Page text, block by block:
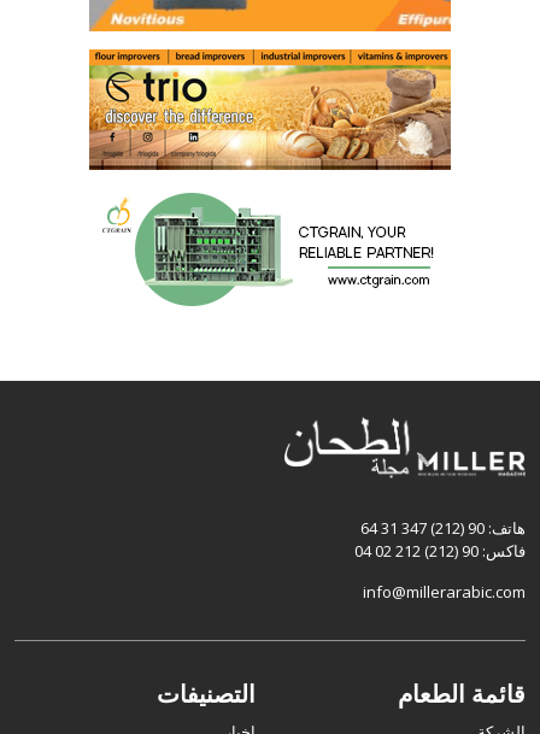
هاتف: 90 (212) 347 31 64
فاكس: 90 (212) 212 02 04
info@millerarabic.com
قائمة الطعام التصنيفات